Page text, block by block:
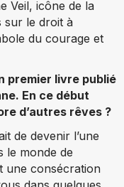
Veil, icône de la
sur le droit à
du courage et
premier livre publié
En ce début
d’autres rêves ?
de devenir l’une
le monde de
une consécration